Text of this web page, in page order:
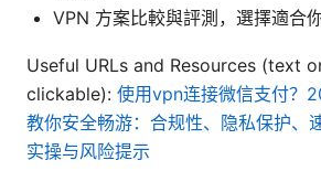
VPN 方案比較與評測，選擇適合
Useful URLs and Resources (text
clickable): 使用vpn连接微信支付？
教你安全畅游：合规性、隐私保护、
实操与风险提示